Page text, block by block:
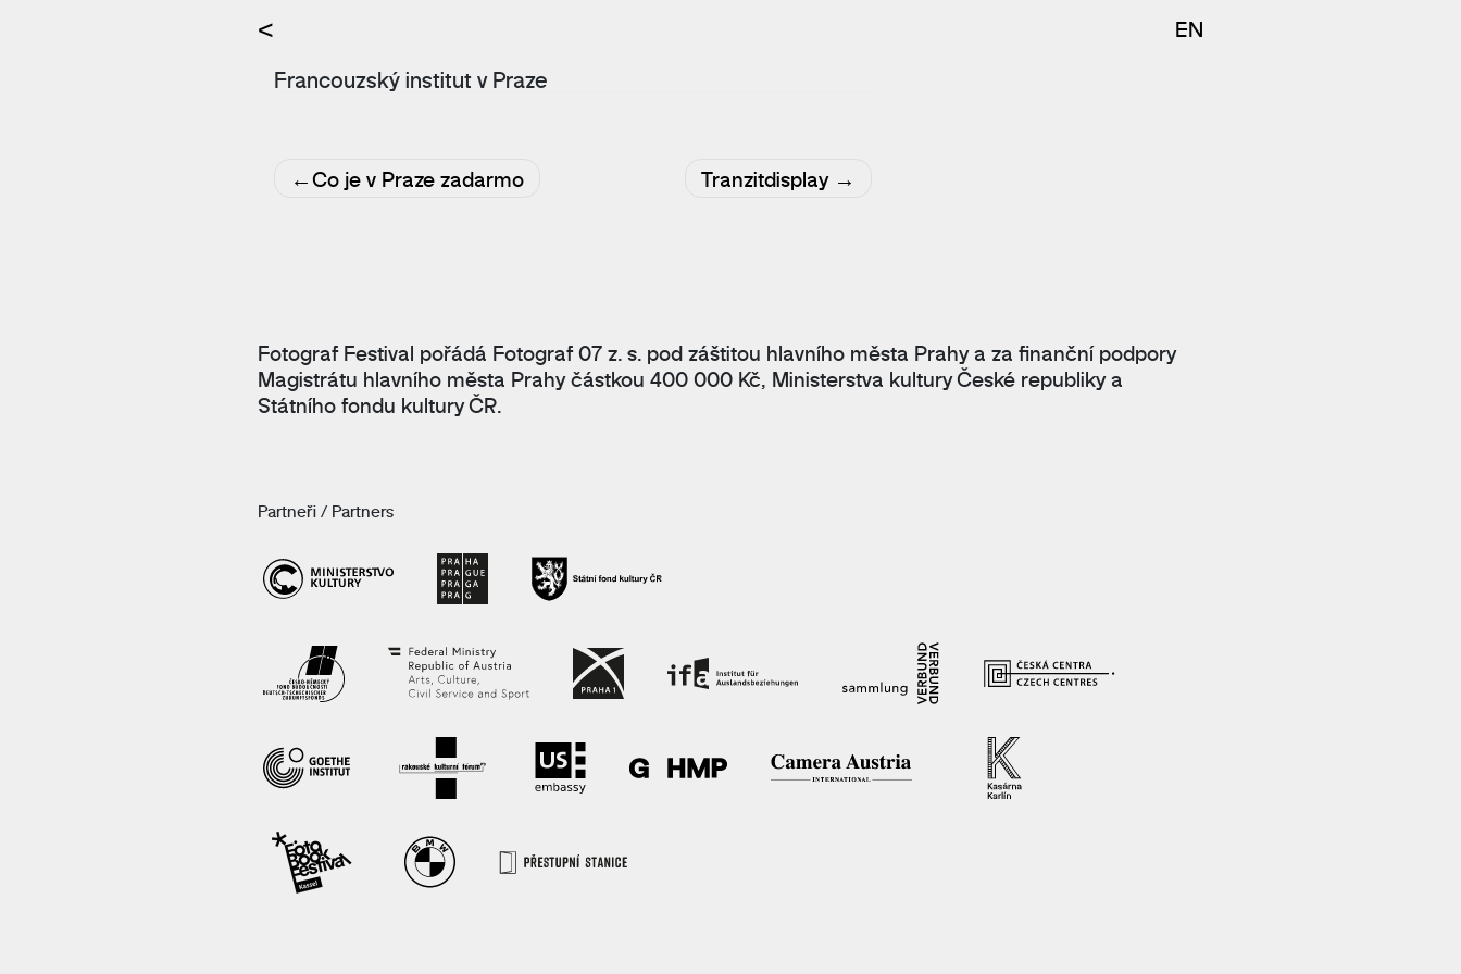
< EN
Francouzský institut v Praze
Navigace
pro
Co je v Praze zadarmo Tranzitdisplay
Fotograf Festival pořádá Fotograf 07 z. s. pod záštitou hlavního města Prahy a za finanční podpory
Magistrátu hlavního města Prahy částkou 400 000 Kč, Ministerstva kultury České republiky a
Státního fondu kultury ČR.
Partneři / Partners